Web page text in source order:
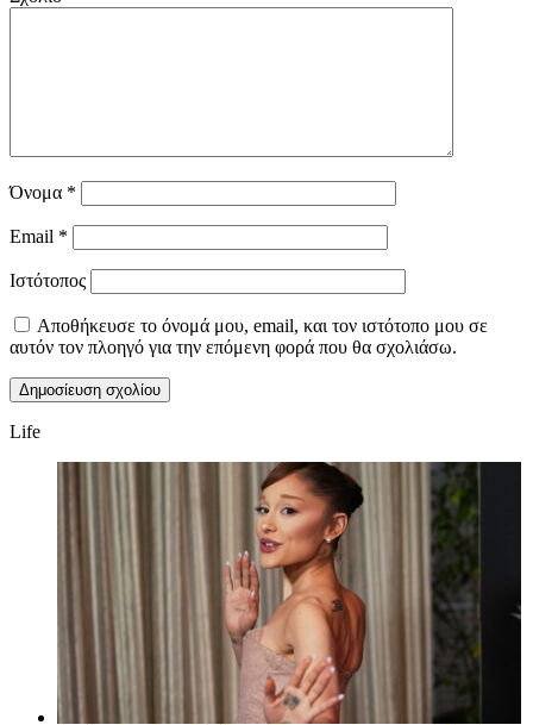
Όνομα *
Email *
Ιστότοπος
Αποθήκευσε το όνομά μου, email, και τον ιστότοπο μου σε
αυτόν τον πλοηγό για την επόμενη φορά που θα σχολιάσω.
Life